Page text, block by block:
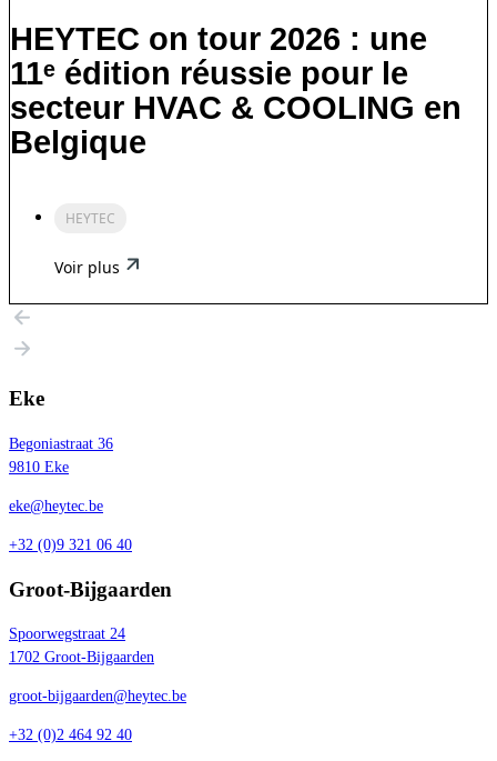
HEYTEC on tour 2026 : une
11ᵉ édition réussie pour le
secteur HVAC & COOLING en
Belgique
HEYTEC
Voir plus
Eke
Begoniastraat 36
9810 Eke
eke@heytec.be
+32 (0)9 321 06 40
Groot-Bijgaarden
Spoorwegstraat 24
1702 Groot-Bijgaarden
groot-bijgaarden@heytec.be
+32 (0)2 464 92 40